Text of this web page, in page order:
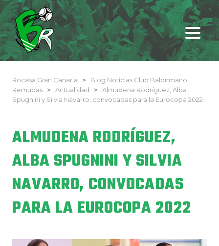
Rocasa Gran Canaria >
Blog Noticias Club Balonmano
Remudas
> Actualidad >
Almudena Rodríguez, Alba
Spugnini y Silvia Navarro, convocadas para la Eurocopa 2022
ALMUDENA RODRÍGUEZ,
ALBA SPUGNINI Y SILVIA
NAVARRO, CONVOCADAS
PARA LA EUROCOPA 2022